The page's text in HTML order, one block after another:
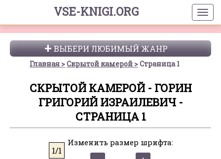
VSE-KNIGI.ORG
ВЫБЕРИ ЛЮБИМЫЙ ЖАНР
Главная Скрытой камерой Страница 1
СКРЫТОЙ КАМЕРОЙ - ГОРИН
ГРИГОРИЙ ИЗРАИЛЕВИЧ -
СТРАНИЦА 1
1/1
Изменить размер шрифта: